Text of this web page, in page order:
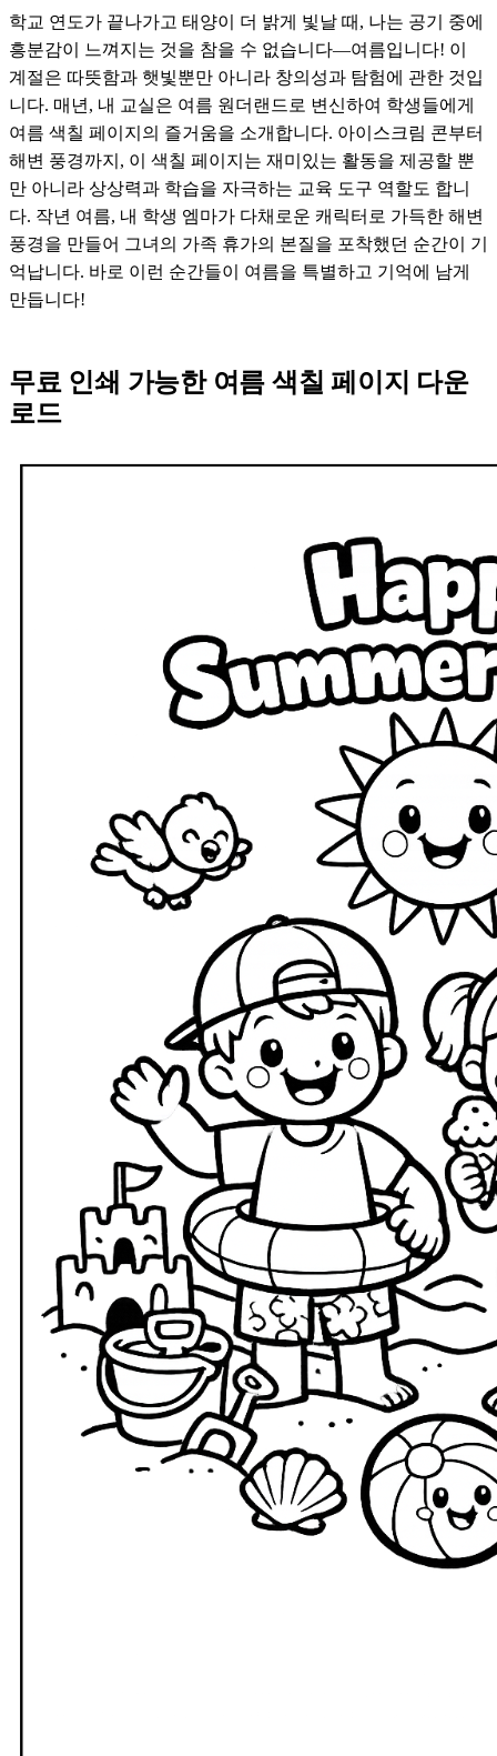
학교 연도가 끝나가고 태양이 더 밝게 빛날 때, 나는 공기 중에
흥분감이 느껴지는 것을 참을 수 없습니다—여름입니다! 이
계절은 따뜻함과 햇빛뿐만 아니라 창의성과 탐험에 관한 것입
니다. 매년, 내 교실은 여름 원더랜드로 변신하여 학생들에게
여름 색칠 페이지의 즐거움을 소개합니다. 아이스크림 콘부터
해변 풍경까지, 이 색칠 페이지는 재미있는 활동을 제공할 뿐
만 아니라 상상력과 학습을 자극하는 교육 도구 역할도 합니
다. 작년 여름, 내 학생 엠마가 다채로운 캐릭터로 가득한 해변
풍경을 만들어 그녀의 가족 휴가의 본질을 포착했던 순간이 기
억납니다. 바로 이런 순간들이 여름을 특별하고 기억에 남게
만듭니다!
무료 인쇄 가능한 여름 색칠 페이지 다운
로드